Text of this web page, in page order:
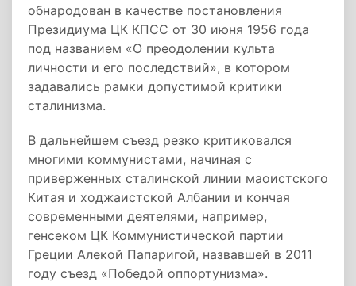
обнародован в качестве постановления
Президиума ЦК КПСС от 30 июня 1956 года
под названием «О преодолении культа
личности и его последствий», в котором
задавались рамки допустимой критики
сталинизма.
В дальнейшем съезд резко критиковался
многими коммунистами, начиная с
приверженных сталинской линии маоистского
Китая и ходжаистской Албании и кончая
современными деятелями, например,
генсеком ЦК Коммунистической партии
Греции Алекой Папаригой, назвавшей в 2011
году съезд «Победой оппортунизма».